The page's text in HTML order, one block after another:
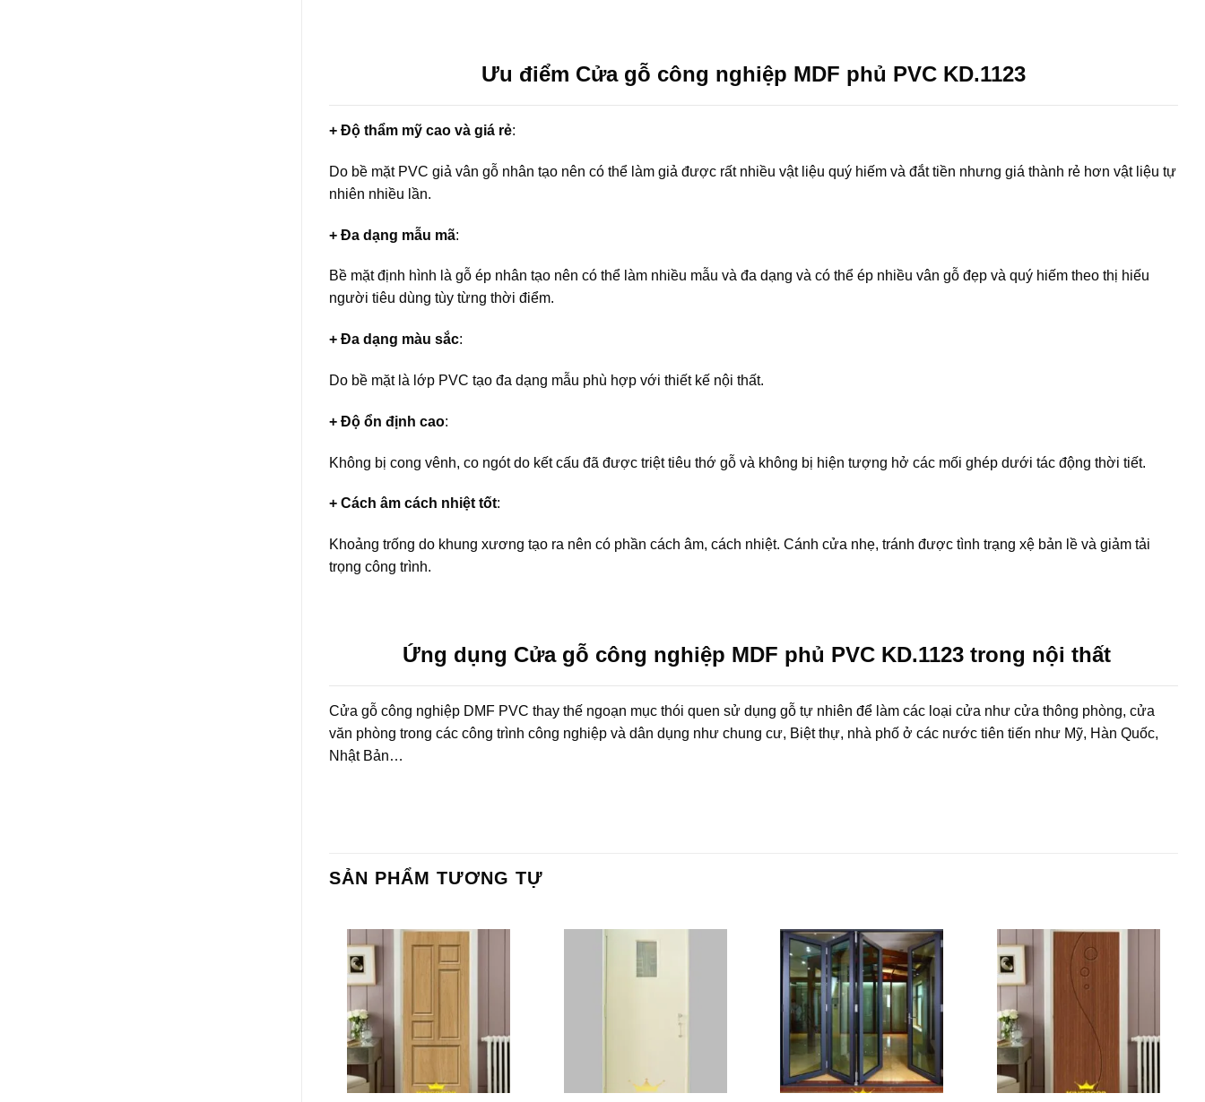
Ưu điểm Cửa gỗ công nghiệp MDF phủ PVC KD.1123
+ Độ thẩm mỹ cao và giá rẻ:
Do bề mặt PVC giả vân gỗ nhân tạo nên có thể làm giả được rất nhiều vật liệu quý hiếm và đắt tiền nhưng giá thành rẻ hơn vật liệu tự
nhiên nhiều lần.
+ Đa dạng mẫu mã:
Bề mặt định hình là gỗ ép nhân tạo nên có thể làm nhiều mẫu và đa dạng và có thể ép nhiều vân gỗ đẹp và quý hiếm theo thị hiếu
người tiêu dùng tùy từng thời điểm.
+ Đa dạng màu sắc:
Do bề mặt là lớp PVC tạo đa dạng mẫu phù hợp với thiết kế nội thất.
+ Độ ổn định cao:
Không bị cong vênh, co ngót do kết cấu đã được triệt tiêu thớ gỗ và không bị hiện tượng hở các mối ghép dưới tác động thời tiết.
+ Cách âm cách nhiệt tốt:
Khoảng trống do khung xương tạo ra nên có phần cách âm, cách nhiệt. Cánh cửa nhẹ, tránh được tình trạng xệ bản lề và giảm tải
trọng công trình.
Ứng dụng Cửa gỗ công nghiệp MDF phủ PVC KD.1123 trong nội thất
Cửa gỗ công nghiệp DMF PVC thay thế ngoạn mục thói quen sử dụng gỗ tự nhiên để làm các loại cửa như cửa thông phòng, cửa
văn phòng trong các công trình công nghiệp và dân dụng như chung cư, Biệt thự, nhà phố ở các nước tiên tiến như Mỹ, Hàn Quốc,
Nhật Bản…
SẢN PHẨM TƯƠNG TỰ